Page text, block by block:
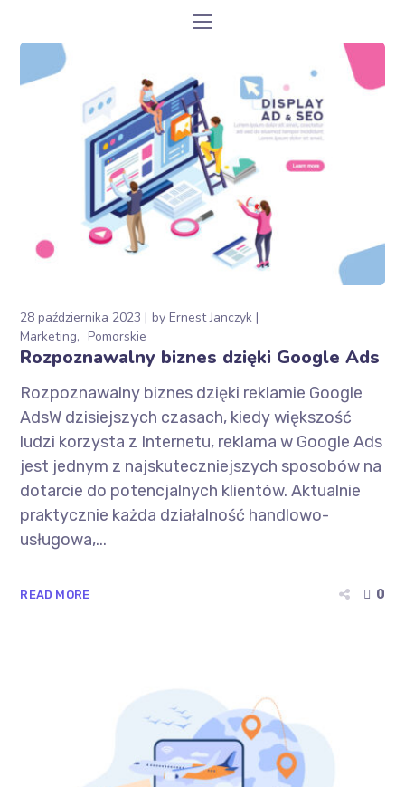
28 października 2023 byErnest Janczyk
Marketing
Pomorskie
Rozpoznawalny biznes dzięki Google Ads
Rozpoznawalny biznes dzięki reklamie Google
AdsW dzisiejszych czasach, kiedy większość
ludzi korzysta z Internetu, reklama w Google Ads
jest jednym z najskuteczniejszych sposobów na
dotarcie do potencjalnych klientów. Aktualnie
praktycznie każda działalność handlowo-
usługowa,...
READ MORE 0